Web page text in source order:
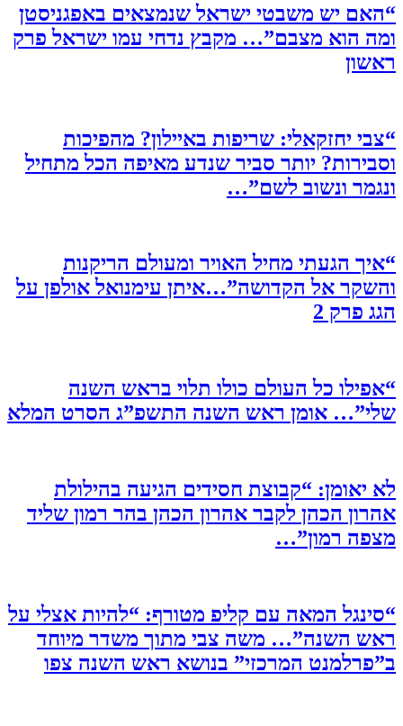
“האם יש משבטי ישראל שנמצאים באפגניסטן
ומה הוא מצבם”… מקבץ נדחי עמו ישראל פרק
ראשון
“צבי יחזקאלי: שריפות באיילון? מהפיכות
וסבירות? יותר סביר שנדע מאיפה הכל מתחיל
ונגמר ונשוב לשם”…
“איך הגעתי מחיל האויר ומעולם הריקנות
והשקר אל הקדושה”…איתן עימנואל אולפן על
הגג פרק 2
“אפילו כל העולם כולו תלוי בראש השנה
שלי”… אומן ראש השנה התשפ”ג הסרט המלא
לא יאומן: “קבוצת חסידים הגיעה בהילולת
אהרון הכהן לקבר אהרון הכהן בהר רמון שליד
מצפה רמון”…
“סינגל המאה עם קליפ מטורף: “להיות אצלי על
ראש השנה”… משה צבי מתוך משדר מיוחד
ב”פרלמנט המרכזי” בנושא ראש השנה צפו